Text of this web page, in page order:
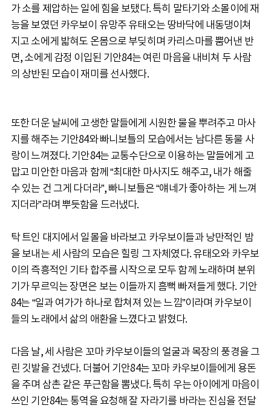
가 소를 제압하는 일에 힘을 보탰다. 특히 말타기와 소몰이에 재
능을 보였던 카우보이 유망주 유태오는 땅바닥에 내동댕이쳐
지고 소에게 밟혀도 온몸으로 부딪히며 카리스마를 뿜어낸 반
면, 소에게 감정 이입된 기안84는 여린 마음을 내비쳐 두 사람
의 상반된 모습이 재미를 선사했다.
또한 더운 날씨에 고생한 말들에게 시원한 물을 뿌려주고 마사
지를 해주는 기안84와 빠니보틀의 모습에서는 남다른 동물 사
랑이 느껴졌다. 기안84는 교통수단으로 이용하는 말들에게 고
맙고 미안한 마음과 함께 “최대한 마사지도 해주고, 내가 해줄
수 있는 건 그게 다더라”, 빠니보틀은 “얘네가 좋아하는 게 느껴
지더라”라며 뿌듯함을 드러냈다.
탁 트인 대지에서 일몰을 바라보고 카우보이들과 낭만적인 밤
을 보내는 세 사람의 모습은 힐링 그 자체였다. 유태오와 카우보
이의 즉흥적인 기타 합주를 시작으로 모두 함께 노래하며 분위
기가 무르익는 장면은 보는 이들까지 흠뻑 빠져들게 했다. 기안
84는 “일과 여가가 하나로 합쳐져 있는 느낌”이라며 카우보이
들의 노래에서 삶의 애환을 느꼈다고 밝혔다.
다음 날, 세 사람은 꼬마 카우보이들의 얼굴과 목장의 풍경을 그
린 깃발을 건넸다. 더불어 기안84는 꼬마 카우보이들에게 용돈
을 주며 삼촌 같은 푸근함을 뽐냈다. 특히 우는 아이에게 마음이
쓰인 기안84는 통역을 요청해 잘 자라기를 바라는 진심을 전달